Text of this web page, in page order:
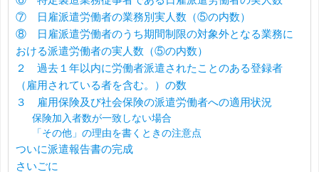
⑦ 日雇派遣労働者の業務別実人数（⑤の内数）
⑧ 日雇派遣労働者のうち期間制限の対象外となる業務に
おける派遣労働者の実人数（⑤の内数）
２ 過去１年以内に労働者派遣されたことのある登録者
（雇用されている者を含む。）の数
３ 雇用保険及び社会保険の派遣労働者への適用状況
保険加入者数が一致しない場合
「その他」の理由を書くときの注意点
ついに派遣報告書の完成
さいごに